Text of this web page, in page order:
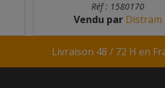
Réf : 1580170
Vendu par Distram
Livraison 48 / 72 H en